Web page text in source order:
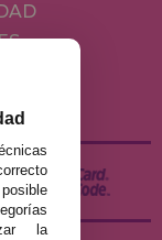
la